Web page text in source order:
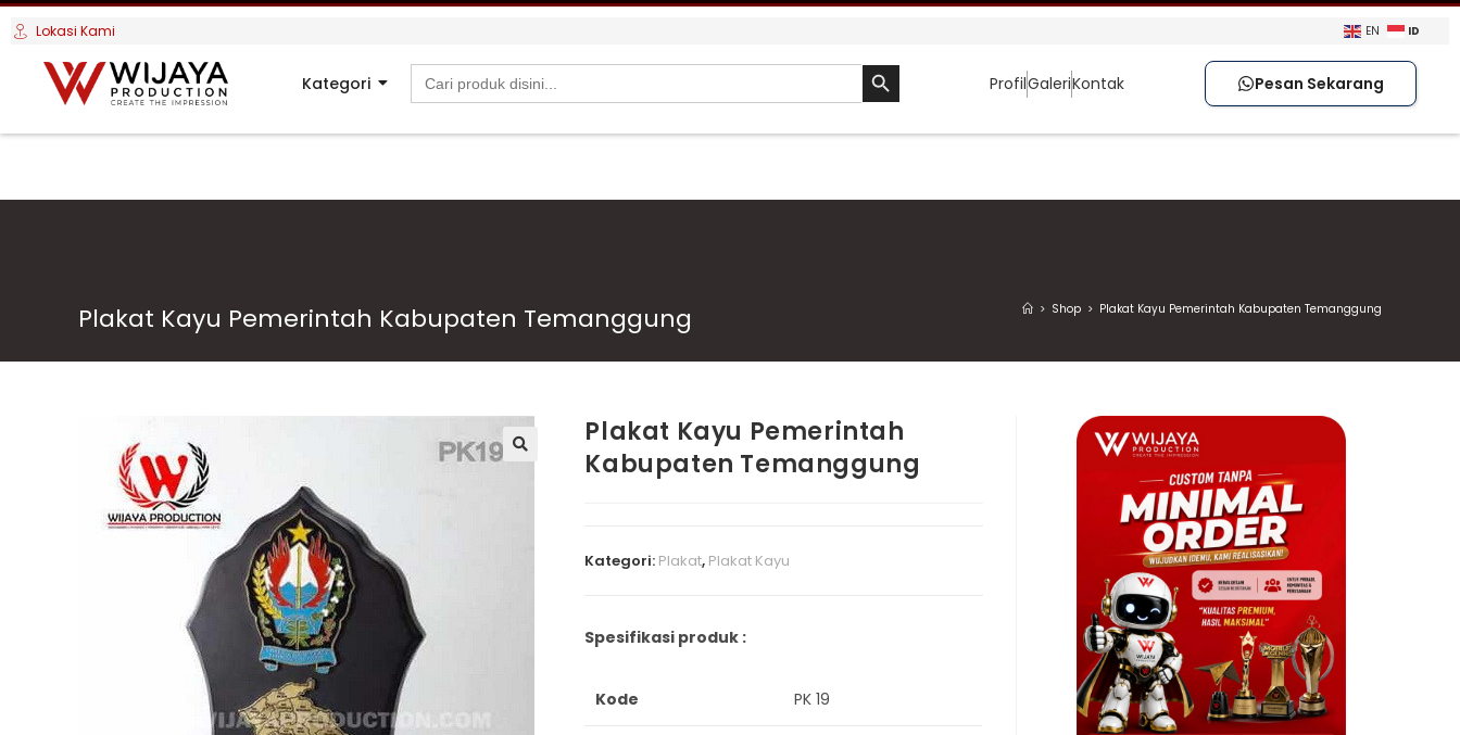
Lokasi Kami EN ID
Kategori
Search
for:
SEARCH BUTTON
ProfilGaleriKontak Pesan Sekarang
Plakat Kayu Pemerintah Kabupaten Temanggung > Shop > Plakat Kayu Pemerintah Kabupaten Temanggung
Plakat Kayu Pemerintah
Kabupaten Temanggung
Kategori: Plakat, Plakat Kayu
Spesifikasi produk :
Kode PK 19